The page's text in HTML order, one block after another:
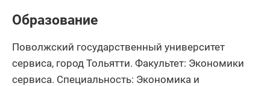
Образование
Поволжский государственный университет
сервиса, город Тольятти. Факультет: Экономики
сервиса. Специальность: Экономика и